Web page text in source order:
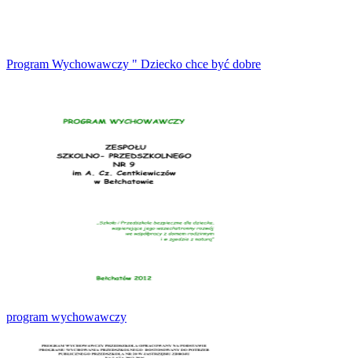
Program Wychowawczy " Dziecko chce być dobre
program wychowawczy